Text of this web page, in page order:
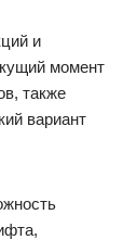
и
момент
также
вариант